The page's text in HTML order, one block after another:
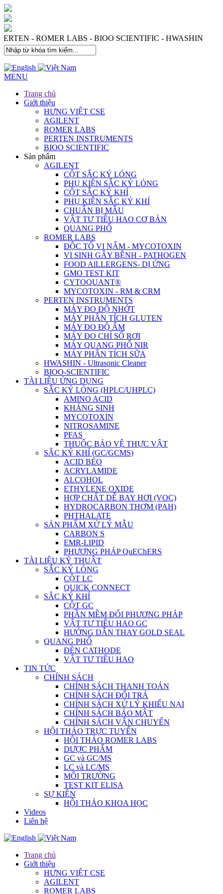
- ROMER LABS - BIOO SCIENTIFIC - HWASHIN
MENU
Trang chủ
Giới thiệu
HƯNG VIỆT CSE
AGILENT
ROMER LABS
PERTEN INSTRUMENTS
BIOO SCIENTIFIC
Sản phẩm
AGILENT
CỘT SẮC KÝ LỎNG
PHỤ KIỆN SẮC KÝ LỎNG
CỘT SẮC KÝ KHÍ
PHỤ KIỆN SẮC KÝ KHÍ
CHUẨN BỊ MẪU
VẬT TƯ TIÊU HAO CƠ BẢN
QUANG PHỔ
ROMER LABS
ĐỘC TỐ VI NẤM - MYCOTOXIN
VI SINH GÂY BỆNH - PATHOGEN
FOOD AlLLERGENS- DỊ ỨNG
GMO TEST KIT
CYTOQUANT®
MYCOTOXIN - RM & CRM
PERTEN INSTRUMENTS
MÁY ĐO ĐỘ NHỚT
MÁY PHÂN TÍCH GLUTEN
MÁY ĐO ĐỘ ẨM
MÁY ĐO CHỈ SỐ RƠI
MÁY QUANG PHỔ NIR
MÁY PHÂN TÍCH SỮA
HWASHIN - Ultrasonic Cleaner
BIOO-SCIENTIFIC
TÀI LIỆU ỨNG DỤNG
SẮC KÝ LỎNG (HPLC/UHPLC)
AMINO ACID
KHÁNG SINH
MYCOTOXIN
NITROSAMINE
PFAS
THUỐC BẢO VỆ THỰC VẬT
SẮC KÝ KHÍ (GC/GCMS)
ACID BÉO
ACRYLAMIDE
ALCOHOL
ETHYLENE OXIDE
HỢP CHẤT DỄ BAY HƠI (VOC)
HYDROCARBON THƠM (PAH)
PHTHALATE
SẢN PHẨM XỬ LÝ MẪU
CARBON S
EMR-LIPID
PHƯƠNG PHÁP QuEChERS
TÀI LIỆU KỸ THUẬT
SẮC KÝ LỎNG
CỘT LC
QUICK CONNECT
SẮC KÝ KHÍ
CỘT GC
PHẦN MỀM ĐỔI PHƯƠNG PHÁP
VẬT TƯ TIÊU HAO GC
HƯỚNG DẪN THAY GOLD SEAL
QUANG PHỔ
ĐÈN CATHODE
VẬT TƯ TIÊU HAO
TIN TỨC
CHÍNH SÁCH
CHÍNH SÁCH THANH TOÁN
CHÍNH SÁCH ĐỔI TRẢ
CHÍNH SÁCH XỬ LÝ KHIẾU NẠI
CHÍNH SÁCH BẢO MẬT
CHÍNH SÁCH VẬN CHUYỂN
HỘI THẢO TRỰC TUYẾN
HỘI THẢO ROMER LABS
DƯỢC PHẨM
GC và GC/MS
LC và LC/MS
MÔI TRƯỜNG
TEST KIT ELISA
SỰ KIỆN
HỘI THẢO KHOA HỌC
Videos
Liên hệ
Trang chủ
Giới thiệu
HƯNG VIỆT CSE
AGILENT
ROMER LABS